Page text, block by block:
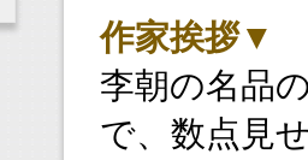
作家挨拶▼
李朝の名品
で、数点見